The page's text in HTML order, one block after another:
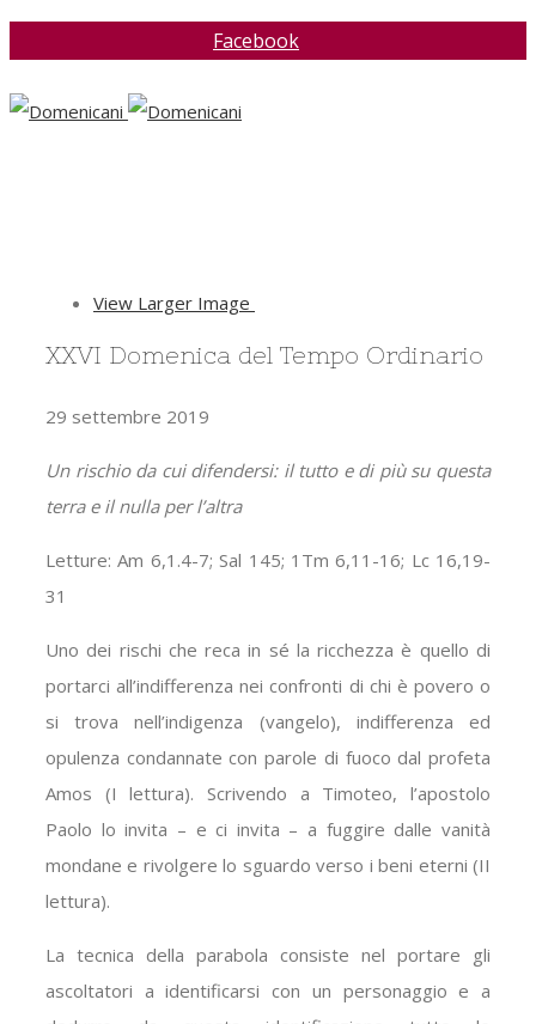
Facebook
View Larger Image
XXVI Domenica del Tempo Ordinario
29 settembre 2019
Un rischio da cui difendersi: il tutto e di più su questa
terra e il nulla per l’altra
Letture: Am 6,1.4-7; Sal 145; 1Tm 6,11-16; Lc 16,19-
31
Uno dei rischi che reca in sé la ricchezza è quello di
portarci all’indifferenza nei confronti di chi è povero o
si trova nell’indigenza (vangelo), indifferenza ed
opulenza condannate con parole di fuoco dal profeta
Amos (I lettura). Scrivendo a Timoteo, l’apostolo
Paolo lo invita – e ci invita – a fuggire dalle vanità
mondane e rivolgere lo sguardo verso i beni eterni (II
lettura).
La tecnica della parabola consiste nel portare gli
ascoltatori a identificarsi con un personaggio e a